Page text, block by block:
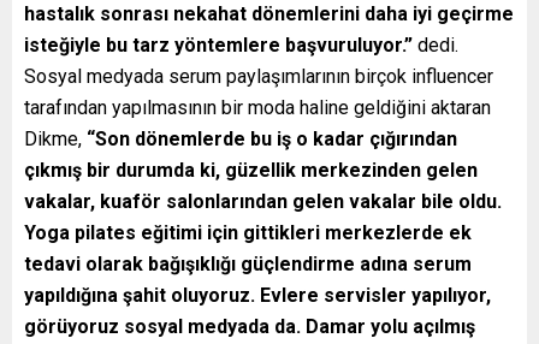
hastalık sonrası nekahat dönemlerini daha iyi geçirme
isteğiyle bu tarz yöntemlere başvuruluyor.” dedi.
Sosyal medyada serum paylaşımlarının birçok influencer
tarafından yapılmasının bir moda haline geldiğini aktaran
Dikme, “Son dönemlerde bu iş o kadar çığırından
çıkmış bir durumda ki, güzellik merkezinden gelen
vakalar, kuaför salonlarından gelen vakalar bile oldu.
Yoga pilates eğitimi için gittikleri merkezlerde ek
tedavi olarak bağışıklığı güçlendirme adına serum
yapıldığına şahit oluyoruz. Evlere servisler yapılıyor,
görüyoruz sosyal medyada da. Damar yolu açılmış